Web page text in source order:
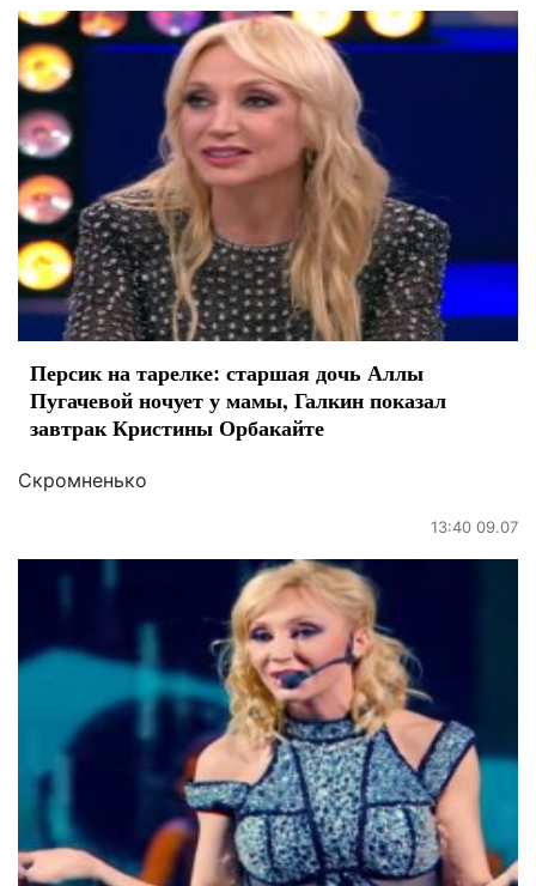
Персик на тарелке: старшая дочь Аллы
Пугачевой ночует у мамы, Галкин показал
завтрак Кристины Орбакайте
Скромненько
13:40 09.07